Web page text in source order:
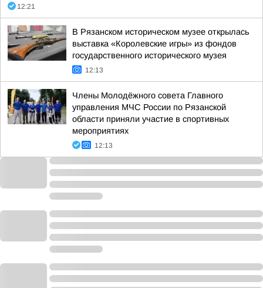
12:21
В Рязанском историческом музее открылась
выставка «Королевские игры» из фондов
государственного исторического музея
12:13
Члены Молодёжного совета Главного
управления МЧС России по Рязанской
области приняли участие в спортивных
мероприятиях
12:13